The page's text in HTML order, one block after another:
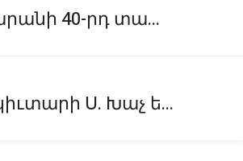
40-րդ տա...
Ս. Խաչ ե...